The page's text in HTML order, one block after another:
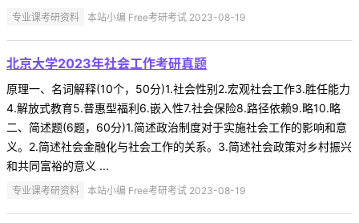
专业课考研资料 本站小编 Free考研考试 2023-08-19
北京大学2023年社会工作考研真题
原理一、名词解释(10个，50分)1.社会性别2.宏观社会工作3.胜任能力
4.解放式教育5.普惠型福利6.嵌入性7.社会保险8.路径依赖9.略10.略
二、简述题(6题，60分)1.简述政治制度对于实施社会工作的影响和意
义。2.简述社会金融化与社会工作的关系。3.简述社会政策对乡村振兴
和共同富裕的意义 ...
专业课考研资料 本站小编 Free考研考试 2023-08-19